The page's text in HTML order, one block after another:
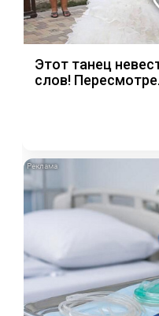
Этот танец
слов!